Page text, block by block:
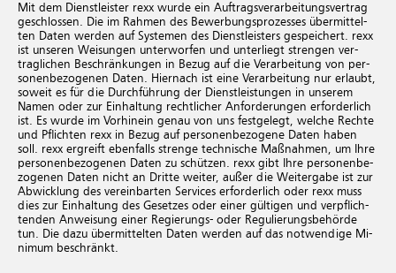
Mit dem Dienst­leis­ter rexx wurde ein Auf­trags­ver­ar­bei­tungs­ver­trag
ge­schlos­sen. Die im Rah­men des Be­wer­bungs­pro­zes­ses über­mit­tel­
ten Daten wer­den auf Sys­te­men des Dienst­leis­ters ge­spei­chert. rexx
ist un­se­ren Wei­sun­gen un­ter­wor­fen und un­ter­liegt stren­gen ver­
trag­li­chen Be­schrän­kun­gen in Bezug auf die Ver­ar­bei­tung von per­
so­nen­be­zo­ge­nen Daten. Hier­nach ist eine Ver­ar­bei­tung nur er­laubt,
so­weit es für die Durch­füh­rung der Dienst­leis­tun­gen in un­se­rem
Namen oder zur Ein­hal­tung recht­li­cher An­for­de­run­gen er­for­der­lich
ist. Es wurde im Vor­hin­ein genau von uns fest­ge­legt, wel­che Rech­te
und Pflich­ten rexx in Bezug auf per­so­nen­be­zo­ge­ne Daten haben
soll. rexx er­greift eben­falls stren­ge tech­ni­sche Maß­nah­men, um Ihre
per­so­nen­be­zo­ge­nen Daten zu schüt­zen. rexx gibt Ihre per­so­nen­be­
zo­ge­nen Daten nicht an Drit­te wei­ter, außer die Wei­ter­ga­be ist zur
Ab­wick­lung des ver­ein­bar­ten Ser­vices er­for­der­lich oder rexx muss
dies zur Ein­hal­tung des Ge­set­zes oder einer gül­ti­gen und ver­pflich­
ten­den An­wei­sung einer Re­gie­rungs- oder Re­gu­lie­rungs­be­hör­de
tun. Die dazu über­mit­tel­ten Daten wer­den auf das not­wen­di­ge Mi­
ni­mum be­schränkt.